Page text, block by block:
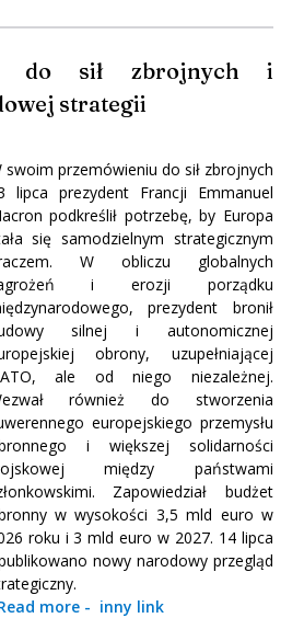
do sił zbrojnych i
strategii
swoim przemówieniu do sił zbrojnych
lipca prezydent Francji Emmanuel
podkreślił potrzebę, by Europa
się samodzielnym strategicznym
W obliczu globalnych
i erozji porządku
prezydent bronił
silnej i autonomicznej
obrony, uzupełniającej
ale od niego niezależnej.
również do stworzenia
europejskiego przemysłu
i większej solidarności
między państwami
Zapowiedział budżet
w wysokości 3,5 mld euro w
roku i 3 mld euro w 2027. 14 lipca
nowy narodowy przegląd
more- inny link